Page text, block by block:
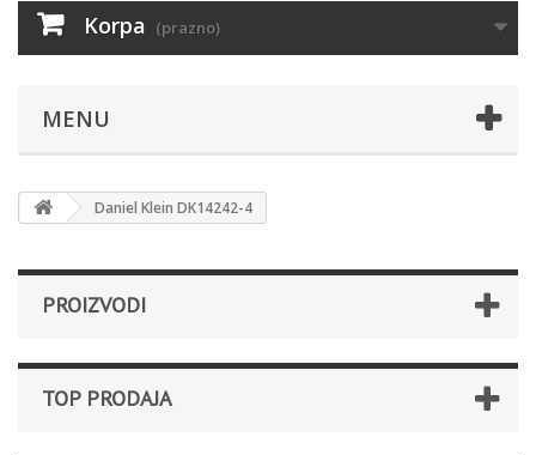
Korpa (prazno)
MENU
Daniel Klein DK14242-4
PROIZVODI
TOP PRODAJA